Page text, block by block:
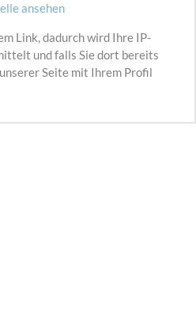
ansehen
Link, dadurch wird Ihre IP-
und falls Sie dort bereits
Seite mit Ihrem Profil